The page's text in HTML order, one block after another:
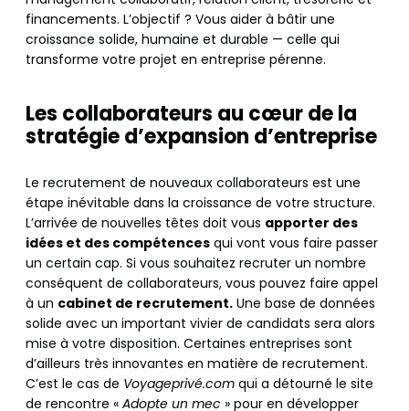
financements. L’objectif ? Vous aider à bâtir une
croissance solide, humaine et durable — celle qui
transforme votre projet en entreprise pérenne.
Les collaborateurs au cœur de la
stratégie d’expansion d’entreprise
Le recrutement de nouveaux collaborateurs est une
étape inévitable dans la croissance de votre structure.
L’arrivée de nouvelles têtes doit vous apporter des
idées et des compétences qui vont vous faire passer
un certain cap. Si vous souhaitez recruter un nombre
conséquent de collaborateurs, vous pouvez faire appel
à un cabinet de recrutement. Une base de données
solide avec un important vivier de candidats sera alors
mise à votre disposition. Certaines entreprises sont
d’ailleurs très innovantes en matière de recrutement.
C’est le cas de Voyageprivé.com qui a détourné le site
de rencontre « Adopte un mec » pour en développer